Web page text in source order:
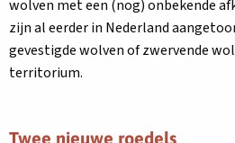
wolven met een (nog) onbekende
zijn al eerder in Nederland
gevestigde wolven of zwervende
territorium.
Twee nieuwe roedels